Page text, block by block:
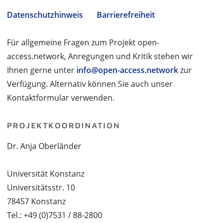
Datenschutzhinweis
Barrierefreiheit
Für allgemeine Fragen zum Projekt open-
access.network, Anregungen und Kritik stehen wir
Ihnen gerne unter info@open-access.networkzur
Verfügung. Alternativ können Sie auch unser
Kontaktformular verwenden.
PROJEKTKOORDINATION
Dr. Anja Oberländer
Universität Konstanz
Universitätsstr. 10
78457 Konstanz
Tel.: +49 (0)7531 / 88-2800